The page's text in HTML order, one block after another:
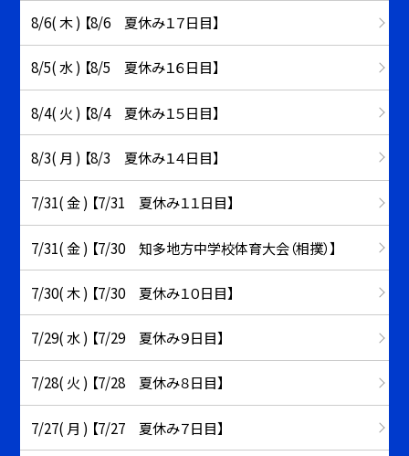
8/6( 木 ) 【8/6 夏休み１７日目】
8/5( 水 ) 【8/5 夏休み１６日目】
8/4( 火 ) 【8/4 夏休み１５日目】
8/3( 月 ) 【8/3 夏休み１４日目】
7/31( 金 ) 【7/31 夏休み１１日目】
7/31( 金 ) 【7/30 知多地方中学校体育大会（相撲）】
7/30( 木 ) 【7/30 夏休み１０日目】
7/29( 水 ) 【7/29 夏休み９日目】
7/28( 火 ) 【7/28 夏休み８日目】
7/27( 月 ) 【7/27 夏休み７日目】